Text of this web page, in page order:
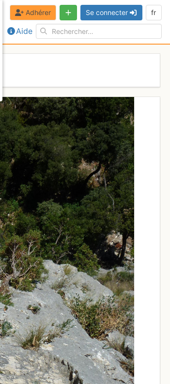
Aide
Adhérer Se connecter fr